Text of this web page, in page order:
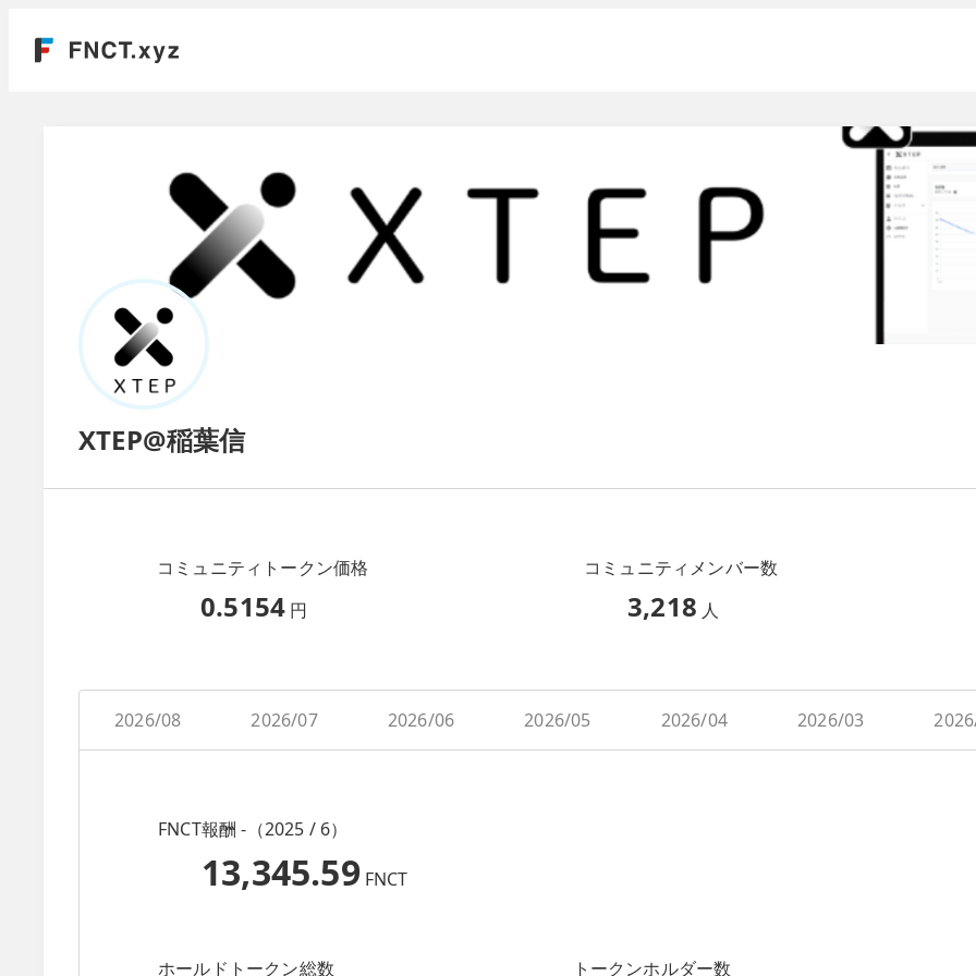
XTEP@稲葉信
コミュニティトークン価格
0.5154 円
コミュニティメンバー数
3,218 人
2026/08 2026/07 2026/06 2026/05 2026/04 2026/03
FNCT報酬 -（2025 / 6）
13,345.59 FNCT
ホールドトークン総数 トークンホルダー数